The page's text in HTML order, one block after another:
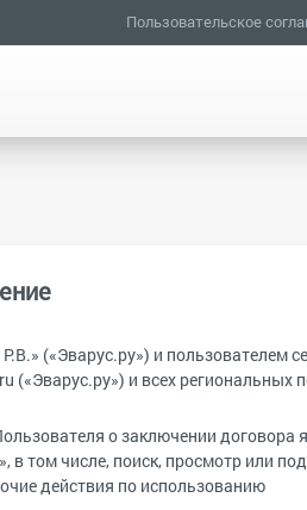
Пользовательское
(«Эварус.ру») и пользователем
(«Эварус.ру») и всех региональных
о заключении договора
в том числе, поиск, просмотр или
действия по использованию